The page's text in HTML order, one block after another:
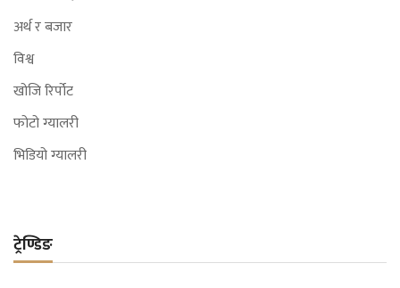
अर्थ र बजार
विश्व
खोजि रिर्पोट
फोटो ग्यालरी
भिडियो ग्यालरी
ट्रेण्डिङ